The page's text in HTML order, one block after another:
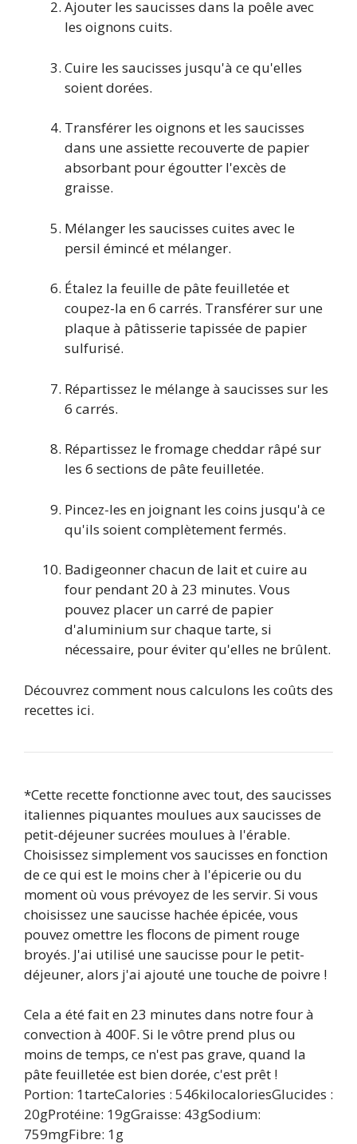
Ajouter les saucisses dans la poêle avec
les oignons cuits.
Cuire les saucisses jusqu'à ce qu'elles
soient dorées.
Transférer les oignons et les saucisses
dans une assiette recouverte de papier
absorbant pour égoutter l'excès de
graisse.
Mélanger les saucisses cuites avec le
persil émincé et mélanger.
Étalez la feuille de pâte feuilletée et
coupez-la en 6 carrés. Transférer sur une
plaque à pâtisserie tapissée de papier
sulfurisé.
Répartissez le mélange à saucisses sur les
6 carrés.
Répartissez le fromage cheddar râpé sur
les 6 sections de pâte feuilletée.
Pincez-les en joignant les coins jusqu'à ce
qu'ils soient complètement fermés.
Badigeonner chacun de lait et cuire au
four pendant 20 à 23 minutes. Vous
pouvez placer un carré de papier
d'aluminium sur chaque tarte, si
nécessaire, pour éviter qu'elles ne brûlent.
Découvrez comment nous calculons les coûts des
recettes ici.
*Cette recette fonctionne avec tout, des saucisses
italiennes piquantes moulues aux saucisses de
petit-déjeuner sucrées moulues à l'érable.
Choisissez simplement vos saucisses en fonction
de ce qui est le moins cher à l'épicerie ou du
moment où vous prévoyez de les servir. Si vous
choisissez une saucisse hachée épicée, vous
pouvez omettre les flocons de piment rouge
broyés. J'ai utilisé une saucisse pour le petit-
déjeuner, alors j'ai ajouté une touche de poivre !
Cela a été fait en 23 minutes dans notre four à
convection à 400F. Si le vôtre prend plus ou
moins de temps, ce n'est pas grave, quand la
pâte feuilletée est bien dorée, c'est prêt !
Portion: 1tarteCalories : 546kilocaloriesGlucides :
20gProtéine: 19gGraisse: 43gSodium:
759mgFibre: 1g